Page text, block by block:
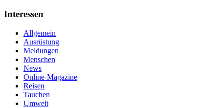
Interessen
Allgemein
Ausrüstung
Meldungen
Menschen
News
Online-Magazine
Reisen
Tauchen
Umwelt